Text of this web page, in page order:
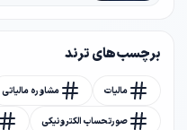
برچسب های ترند
مالیات مشاوره مالیاتی
صورتحساب الکترونیکی